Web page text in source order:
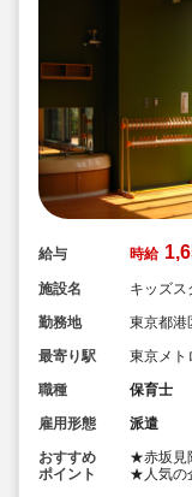
給与 時給
施設名
キッズス
勤務地
東京都港
最寄り駅
東京メト
職種
保育士
雇用形態
派遣
おすすめ
ポイント
★赤坂見
★人気の